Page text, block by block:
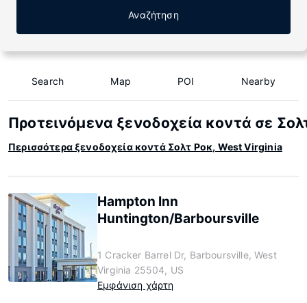
Αναζήτηση
Search Map POI Nearby
Προτεινόμενα ξενοδοχεία κοντά σε
Περισσότερα ξενοδοχεία κοντά Σολτ Ροκ, West Virginia
Hampton Inn
Huntington/Barboursville
1 Cracker Barrel Dr, Barboursville, West
Virginia 25504, US
Εμφάνιση χάρτη